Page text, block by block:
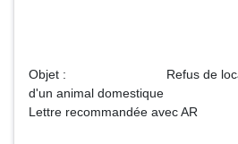
Objet : Refus de location
d'un animal domestique
Lettre recommandée avec AR